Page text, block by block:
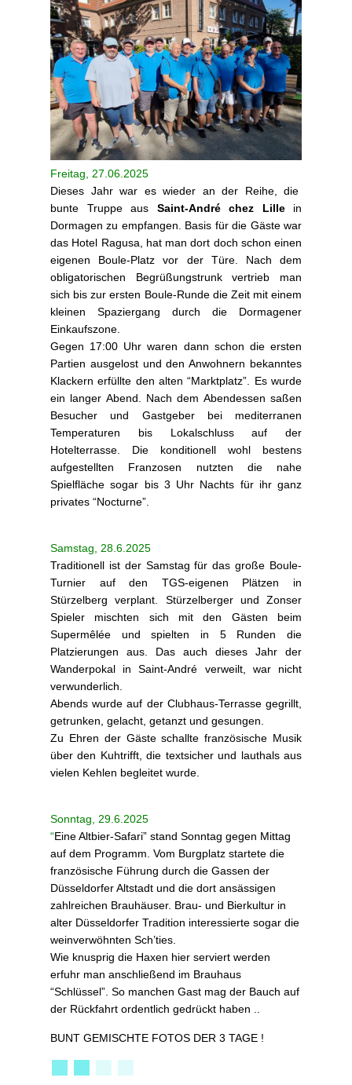
Freitag, 27.06.2025
Dieses Jahr war es wieder an der Reihe, die
bunte Truppe aus Saint-André chez Lillein
Dormagen zu empfangen. Basis für die Gäste war
das Hotel Ragusa, hat man dort doch schon einen
eigenen Boule-Platz vor der Türe. Nach dem
obligatorischen Begrüßungstrunk vertrieb man
sich bis zur ersten Boule-Runde die Zeit mit einem
kleinen Spaziergang durch die Dormagener
Einkaufszone.
Gegen 17:00 Uhr waren dann schon die ersten
Partien ausgelost und den Anwohnern bekanntes
Klackern erfüllte den alten “Marktplatz”. Es wurde
ein langer Abend. Nach dem Abendessen saßen
Besucher und Gastgeber bei mediterranen
Temperaturen bis Lokalschluss auf der
Hotelterrasse. Die konditionell wohl bestens
aufgestellten Franzosen nutzten die nahe
Spielfläche sogar bis 3 Uhr Nachts für ihr ganz
privates “Nocturne”.
Samstag, 28.6.2025
Traditionell ist der Samstag für das große Boule-
Turnier auf den TGS-eigenen Plätzen in
Stürzelberg verplant. Stürzelberger und Zonser
Spieler mischten sich mit den Gästen beim
Supermêlée und spielten in 5 Runden die
Platzierungen aus. Das auch dieses Jahr der
Wanderpokal in Saint-André verweilt, war nicht
verwunderlich.
Abends wurde auf der Clubhaus-Terrasse gegrillt,
getrunken, gelacht, getanzt und gesungen.
Zu Ehren der Gäste schallte französische Musik
über den Kuhtrifft, die textsicher und lauthals aus
vielen Kehlen begleitet wurde.
Sonntag, 29.6.2025
“Eine Altbier-Safari” stand Sonntag gegen Mittag
auf dem Programm. Vom Burgplatz startete die
französische Führung durch die Gassen der
Düsseldorfer Altstadt und die dort ansässigen
zahlreichen Brauhäuser. Brau- und Bierkultur in
alter Düsseldorfer Tradition interessierte sogar die
weinverwöhnten Sch’ties.
Wie knusprig die Haxen hier serviert werden
erfuhr man anschließend im Brauhaus
“Schlüssel”. So manchen Gast mag der Bauch auf
der Rückfahrt ordentlich gedrückt haben ..
BUNT GEMISCHTE FOTOS DER 3 TAGE !